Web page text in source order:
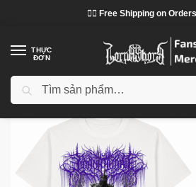
❤️‍🔥 Free Shipping on Orders
THỰC
ĐƠN
Trang chủ / Cửa hàng / Lorna Shore vải